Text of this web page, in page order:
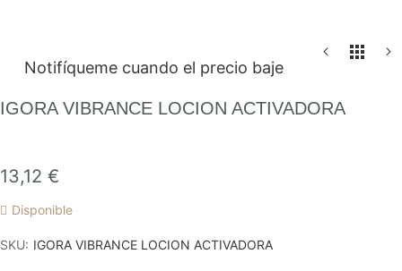
comienzo
galería
imágenes
Notifíqueme cuando el precio baje
IGORA VIBRANCE LOCION ACTIVADORA
13,12 €
Disponible
SKU IGORA VIBRANCE LOCION ACTIVADORA